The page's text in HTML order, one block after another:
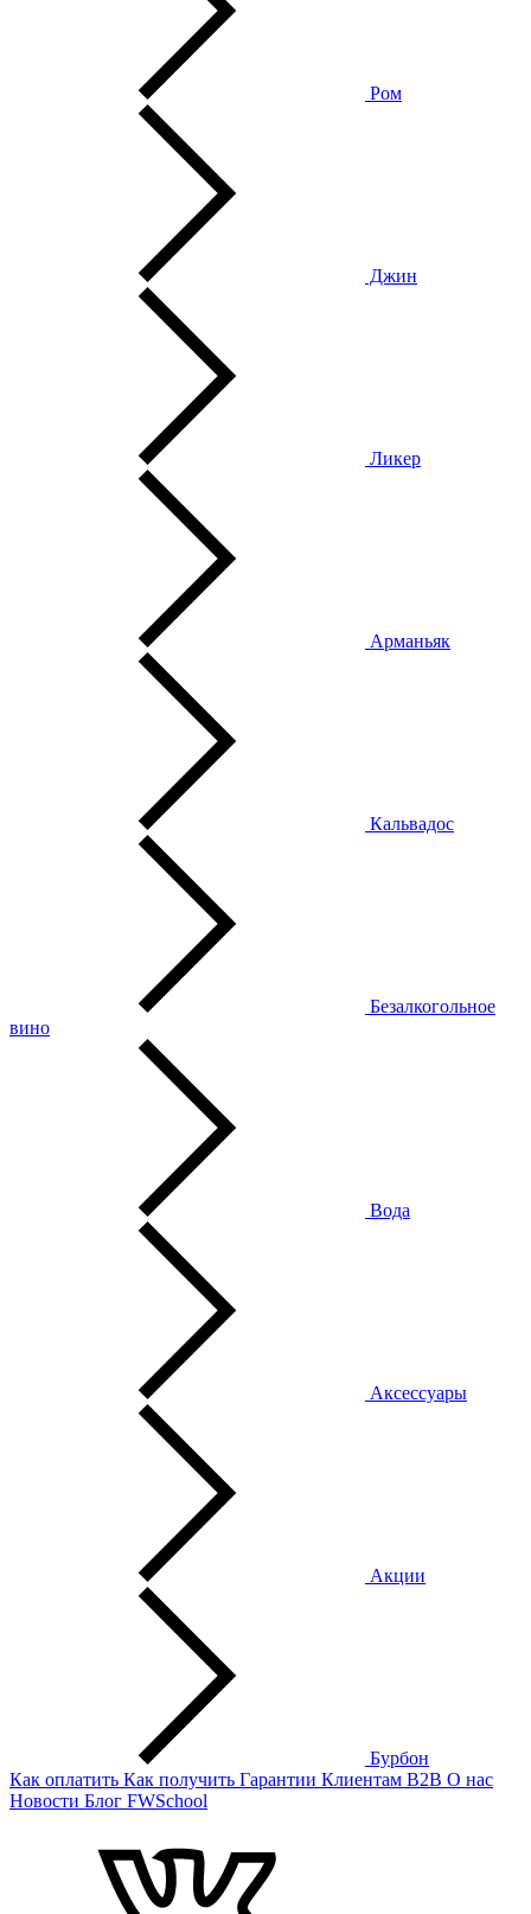
Ром
Джин
Ликер
Арманьяк
Кальвадос
Безалкогольное
вино
Вода
Аксессуары
Акции
Бурбон
Как оплатить Как получить Гарантии Клиентам B2B О нас
Новости Блог FWSchool